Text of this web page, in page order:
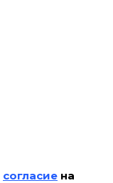
согласие на